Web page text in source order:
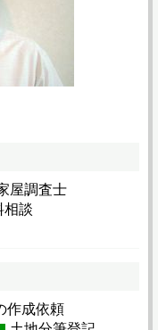
屋調査士
相談
作成依頼